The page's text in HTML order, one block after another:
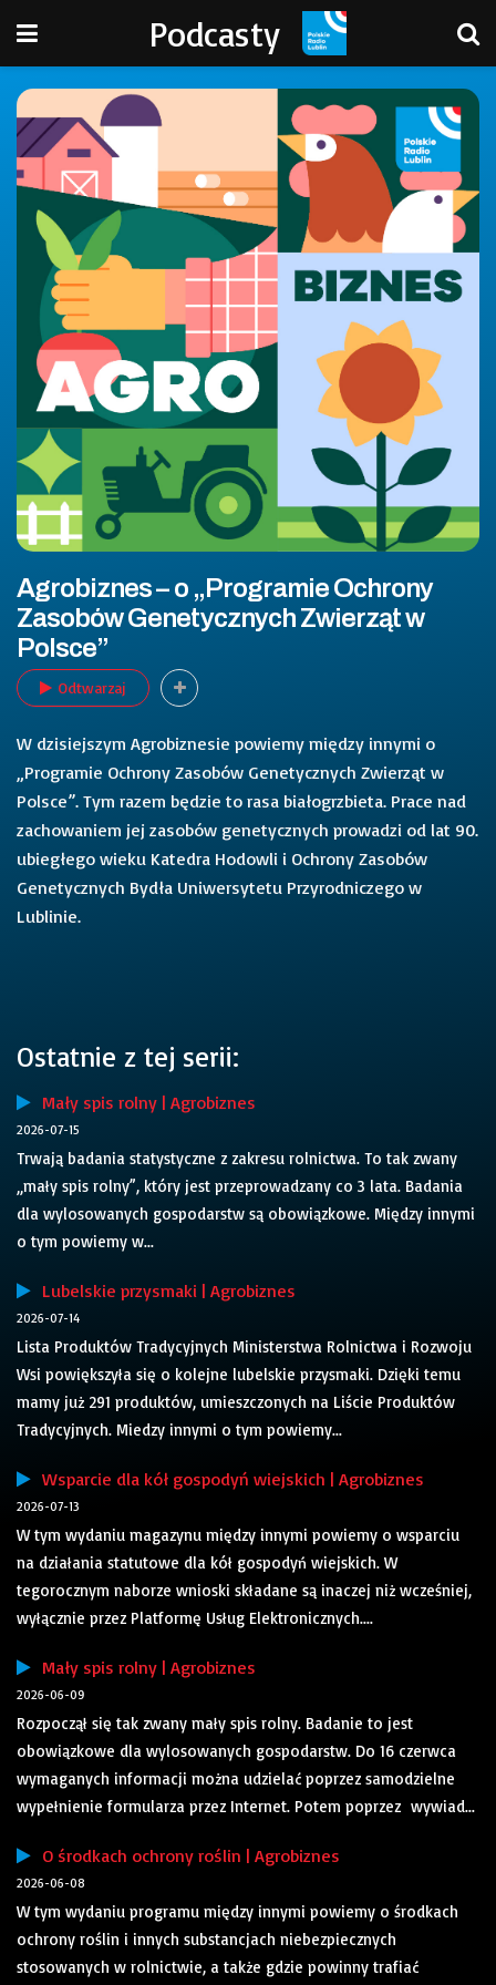
Podcasty
Agrobiznes – o „Programie Ochrony
Zasobów Genetycznych Zwierząt w
Polsce”
Odtwarzaj
W dzisiejszym Agrobiznesie powiemy między innymi o
„Programie Ochrony Zasobów Genetycznych Zwierząt w
Polsce”. Tym razem będzie to rasa białogrzbieta. Prace nad
zachowaniem jej zasobów genetycznych prowadzi od lat 90.
ubiegłego wieku Katedra Hodowli i Ochrony Zasobów
Genetycznych Bydła Uniwersytetu Przyrodniczego w
Lublinie.
Ostatnie z tej serii:
Mały spis rolny | Agrobiznes
2026-07-15
Trwają badania statystyczne z zakresu rolnictwa. To tak zwany
„mały spis rolny”, który jest przeprowadzany co 3 lata. Badania
dla wylosowanych gospodarstw są obowiązkowe. Między innymi
o tym powiemy w...
Lubelskie przysmaki | Agrobiznes
2026-07-14
Lista Produktów Tradycyjnych Ministerstwa Rolnictwa i Rozwoju
Wsi powiększyła się o kolejne lubelskie przysmaki. Dzięki temu
mamy już 291 produktów, umieszczonych na Liście Produktów
Tradycyjnych. Miedzy innymi o tym powiemy...
Wsparcie dla kół gospodyń wiejskich | Agrobiznes
2026-07-13
W tym wydaniu magazynu między innymi powiemy o wsparciu
na działania statutowe dla kół gospodyń wiejskich. W
tegorocznym naborze wnioski składane są inaczej niż wcześniej,
wyłącznie przez Platformę Usług Elektronicznych....
Mały spis rolny | Agrobiznes
2026-06-09
Rozpoczął się tak zwany mały spis rolny. Badanie to jest
obowiązkowe dla wylosowanych gospodarstw. Do 16 czerwca
wymaganych informacji można udzielać poprzez samodzielne
wypełnienie formularza przez Internet. Potem poprzez wywiad...
O środkach ochrony roślin | Agrobiznes
2026-06-08
W tym wydaniu programu między innymi powiemy o środkach
ochrony roślin i innych substancjach niebezpiecznych
stosowanych w rolnictwie, a także gdzie powinny trafiać